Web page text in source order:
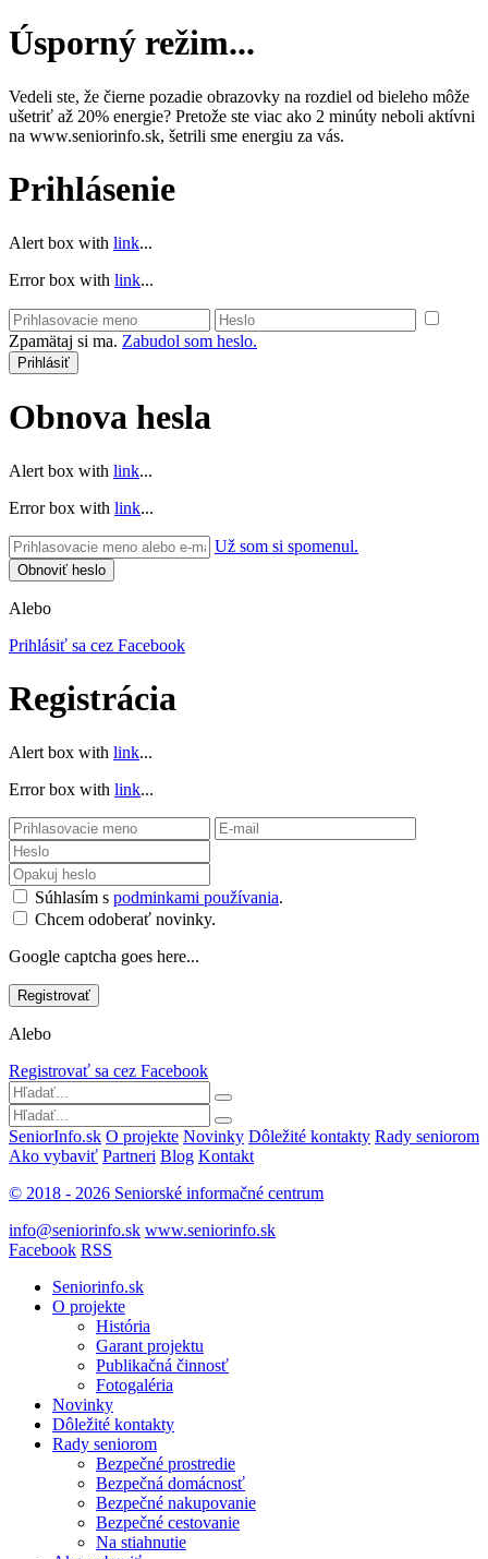
Úsporný režim...
Vedeli ste, že čierne pozadie obrazovky na rozdiel od bieleho môže
ušetriť až 20% energie? Pretože ste viac ako 2 minúty neboli aktívni
na www.seniorinfo.sk, šetrili sme energiu za vás.
Prihlásenie
Alert box with link...
Error box with link...
Zpamätaj si ma. Zabudol som heslo.
Obnova hesla
Alert box with link...
Error box with link...
Už som si spomenul.
Alebo
Prihlásiť sa cez Facebook
Registrácia
Alert box with link...
Error box with link...
Súhlasím s podminkami používania.
Chcem odoberať novinky.
Google captcha goes here...
Alebo
Registrovať sa cez Facebook
SeniorInfo.sk O projekte Novinky Dôležité kontakty Rady seniorom
Ako vybaviť Partneri Blog Kontakt
© 2018 - 2026 Seniorské informačné centrum
info@seniorinfo.sk www.seniorinfo.sk
Facebook RSS
Seniorinfo.sk
O projekte
História
Garant projektu
Publikačná činnosť
Fotogaléria
Novinky
Dôležité kontakty
Rady seniorom
Bezpečné prostredie
Bezpečná domácnosť
Bezpečné nakupovanie
Bezpečné cestovanie
Na stiahnutie